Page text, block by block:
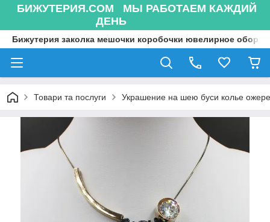
БИЖУТЕРИЯ.COM МЫ РАБОТАЕМ КАЖДИЙ
ДЕНЬ
Бижутерия заколка мешочки коробочки ювелирное
Товари та послуги Украшение на шею буси колье